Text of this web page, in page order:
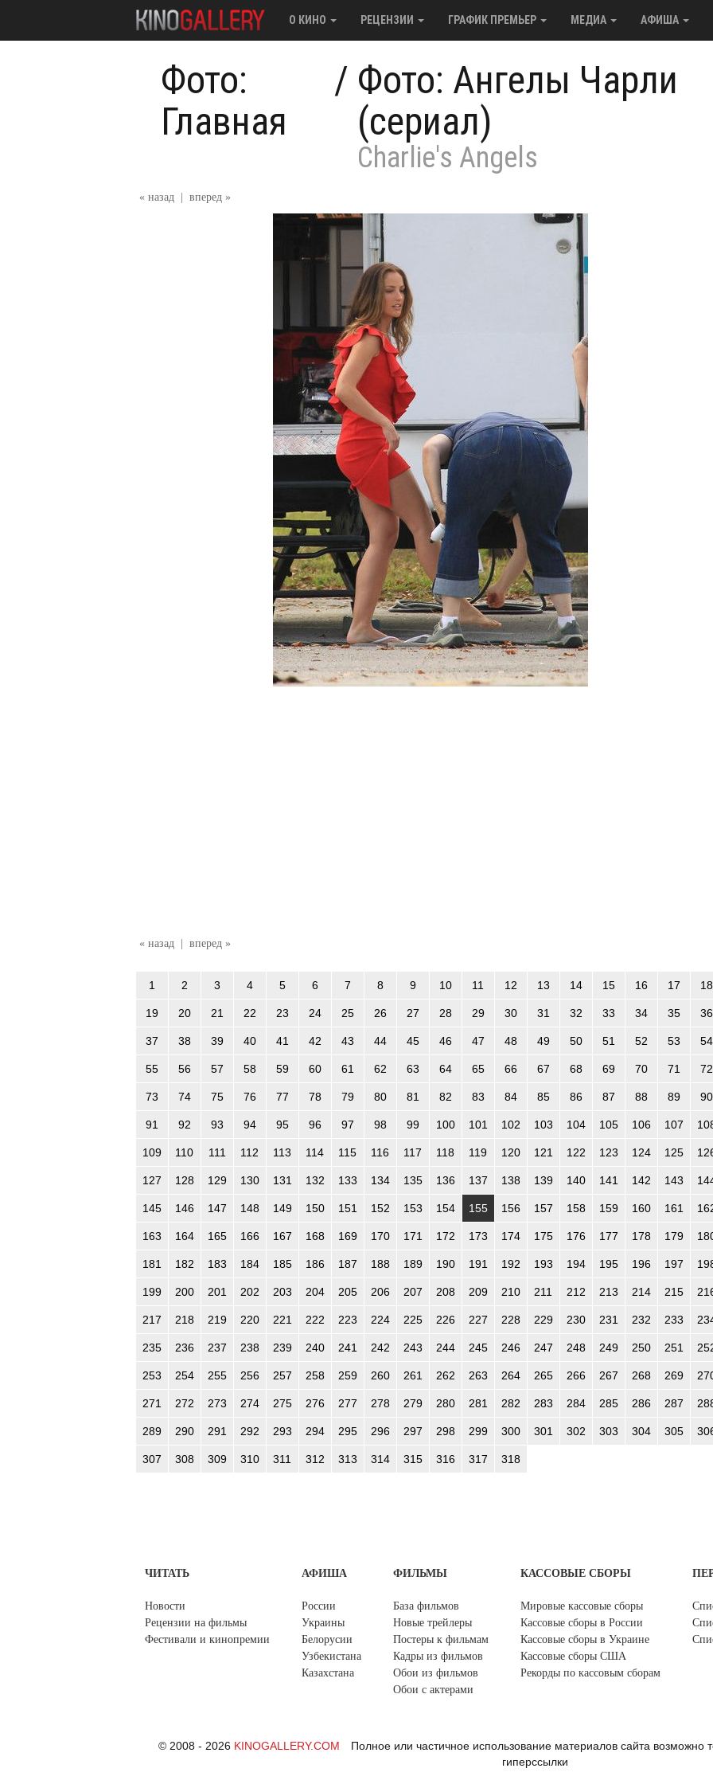
О КИНО РЕЦЕНЗИИ ГРАФИК ПРЕМЬЕР МЕДИА АФИША
Фото:
Главная
/ Фото: Ангелы Чарли
(сериал)
Charlie's Angels
« назад вперед »
« назад вперед »
1 2 3 4 5 6 7 8 9 10 11 12 13 14 15 16 17 18
19 20 21 22 23 24 25 26 27 28 29 30 31 32 33 34 35 36
37 38 39 40 41 42 43 44 45 46 47 48 49 50 51 52 53 54
55 56 57 58 59 60 61 62 63 64 65 66 67 68 69 70 71 72
73 74 75 76 77 78 79 80 81 82 83 84 85 86 87 88 89 90
91 92 93 94 95 96 97 98 99 100 101 102 103 104 105 106 107
109 110 111 112 113 114 115 116 117 118 119 120 121 122 123 124 125
127 128 129 130 131 132 133 134 135 136 137 138 139 140 141 142 143
145 146 147 148 149 150 151 152 153 154 155 156 157 158 159 160 161
163 164 165 166 167 168 169 170 171 172 173 174 175 176 177 178 179
181 182 183 184 185 186 187 188 189 190 191 192 193 194 195 196 197
199 200 201 202 203 204 205 206 207 208 209 210 211 212 213 214 215
217 218 219 220 221 222 223 224 225 226 227 228 229 230 231 232 233
235 236 237 238 239 240 241 242 243 244 245 246 247 248 249 250 251
253 254 255 256 257 258 259 260 261 262 263 264 265 266 267 268 269
271 272 273 274 275 276 277 278 279 280 281 282 283 284 285 286 287
289 290 291 292 293 294 295 296 297 298 299 300 301 302 303 304 305
307 308 309 310 311 312 313 314 315 316 317 318
ЧИТАТЬ
Новости
Рецензии на фильмы
Фестивали и кинопремии
АФИША
России
Украины
Белорусии
Узбекистана
Казахстана
ФИЛЬМЫ
База фильмов
Новые трейлеры
Постеры к фильмам
Кадры из фильмов
Обои из фильмов
Обои с актерами
КАССОВЫЕ СБОРЫ
Мировые кассовые сборы
Кассовые сборы в России
Кассовые сборы в Украине
Кассовые сборы США
Рекорды по кассовым сборам
© 2008 - 2026 KINOGALLERY.COM
Полное или частичное использование материалов сайта возможно
гиперссылки